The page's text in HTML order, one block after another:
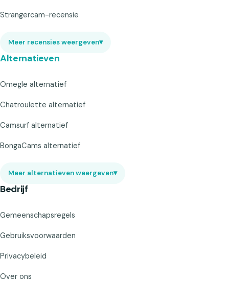
Strangercam-recensie
Meer recensies weergeven▾
Alternatieven
Omegle alternatief
Chatroulette alternatief
Camsurf alternatief
BongaCams alternatief
Meer alternatieven weergeven▾
Bedrijf
Gemeenschapsregels
Gebruiksvoorwaarden
Privacybeleid
Over ons